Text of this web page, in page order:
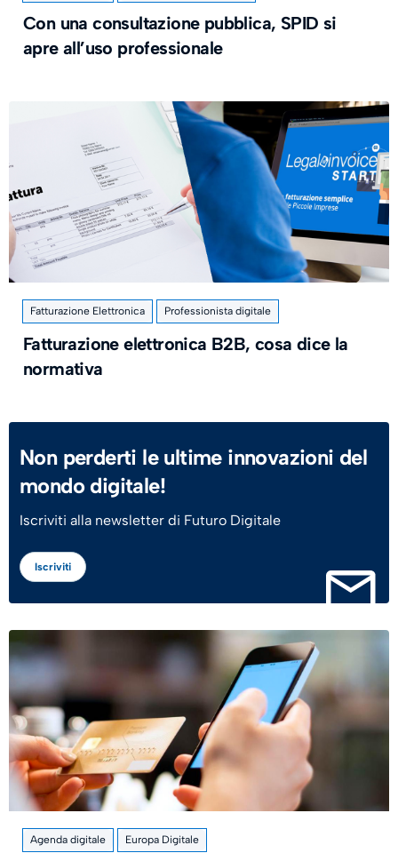
Con una consultazione pubblica, SPID si
apre all’uso professionale
Fatturazione Elettronica Professionista digitale
Fatturazione elettronica B2B, cosa dice la
normativa
Non perderti le ultime innovazioni del
mondo digitale!
Iscriviti alla newsletter di Futuro Digitale
Iscriviti
Agenda digitale Europa Digitale